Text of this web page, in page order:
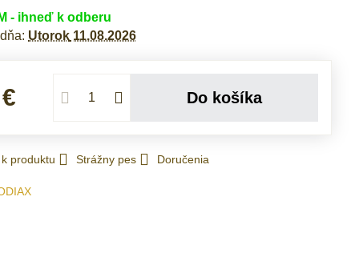
- ihneď k odberu
Utorok 11.08.2026
Do košíka
produktu Strážny pes Doručenia